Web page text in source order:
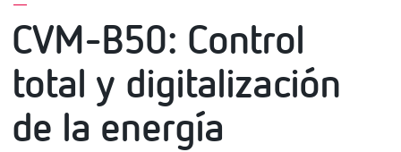
CVM-B50: Control
total y digitalización
de la energía